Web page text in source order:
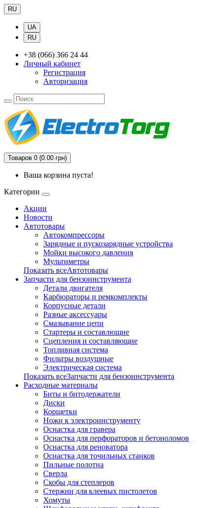
RU
UA
RU
+38 (066) 366 24 44
Личный кабинет
Регистрация
Авторизация
Товаров 0 (0.00 грн)
Ваша корзина пуста!
Категории
Акции
Новости
Автотовары
Автокомпрессоры
Зарядные и пускозарядные устройства
Мойки высокого давления
Мультиметры
Показать всеАвтотовары
Запчасти для бензоинструмента
Детали двигателя
Карбюраторы и ремкомплекты
Корпусные детали
Разные аксессуары
Смазывание цепи
Стартеры и составлющие
Сцепления и составляющие
Топливная система
Фильтры воздушные
Электрическая система
Показать всеЗапчасти для бензоинструмента
Расходные материалы
Биты и битодержатели
Диски
Корщетки
Ножи к электроинструменту
Оснастка для гравера
Оснастка для перфораторов и бетоноломов
Оснастка для реноватора
Оснастка для точильных станков
Пильные полотна
Сверла
Скобы для степлеров
Стержни для клеевых пистолетов
Хомуты